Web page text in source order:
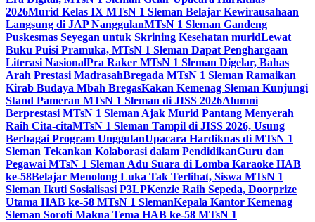
2026Murid Kelas IX MTsN 1 Sleman Belajar Kewirausahaan
Langsung di JAP NanggulanMTsN 1 Sleman Gandeng
Puskesmas Seyegan untuk Skrining Kesehatan muridLewat
Buku Puisi Pramuka, MTsN 1 Sleman Dapat Penghargaan
Literasi NasionalPra Raker MTsN 1 Sleman Digelar, Bahas
Arah Prestasi MadrasahBregada MTsN 1 Sleman Ramaikan
Kirab Budaya Mbah BregasKakan Kemenag Sleman Kunjungi
Stand Pameran MTsN 1 Sleman di JISS 2026Alumni
Berprestasi MTsN 1 Sleman Ajak Murid Pantang Menyerah
Raih Cita-citaMTsN 1 Sleman Tampil di JISS 2026, Usung
Berbagai Program UnggulanUpacara Hardiknas di MTsN 1
Sleman Tekankan Kolaborasi dalam PendidikanGuru dan
Pegawai MTsN 1 Sleman Adu Suara di Lomba Karaoke HAB
ke-58Belajar Menolong Luka Tak Terlihat, Siswa MTsN 1
Sleman Ikuti Sosialisasi P3LPKenzie Raih Sepeda, Doorprize
Utama HAB ke-58 MTsN 1 SlemanKepala Kantor Kemenag
Sleman Soroti Makna Tema HAB ke-58 MTsN 1